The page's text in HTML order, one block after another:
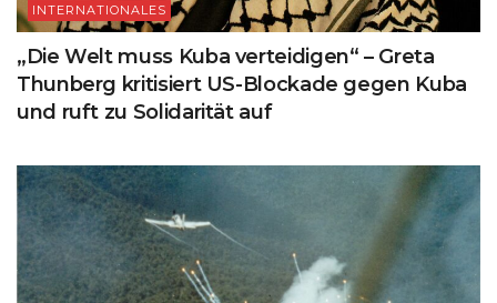
INTERNATIONALES
„Die Welt muss Kuba verteidigen“ – Greta
Thunberg kritisiert US-Blockade gegen Kuba
und ruft zu Solidarität auf